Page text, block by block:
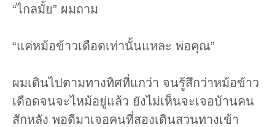
“ไกลมั้ย” ผมถาม
“แค่หม้อข้าวเดือดเท่านั้นแหละ พ่อคุณ”
ผมเดินไปตามทางทิศที่แกว่า จนรู้สึกว่าหม้อข้าว
เดือดจนจะไหม้อยู่แล้ว ยังไม่เห็นจะเจอบ้านคน
สักหลัง พอดีมาเจอคนที่สองเดินสวนทางเข้า